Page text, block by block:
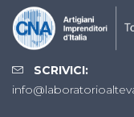
SCRIVICI: